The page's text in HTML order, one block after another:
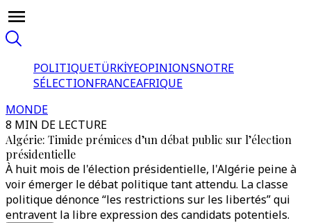
POLITIQUETÜRKİYEOPINIONSNOTRE
SÉLECTIONFRANCEAFRIQUE
MONDE
8 MIN DE LECTURE
Algérie: Timide prémices d’un débat public sur l’élection
présidentielle
À huit mois de l'élection présidentielle, l'Algérie peine à
voir émerger le débat politique tant attendu. La classe
politique dénonce “les restrictions sur les libertés” qui
entravent la libre expression des candidats potentiels.